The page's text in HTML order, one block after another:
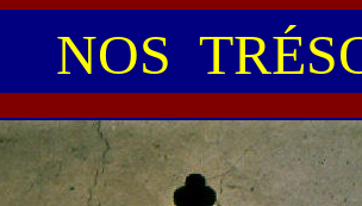
NOS